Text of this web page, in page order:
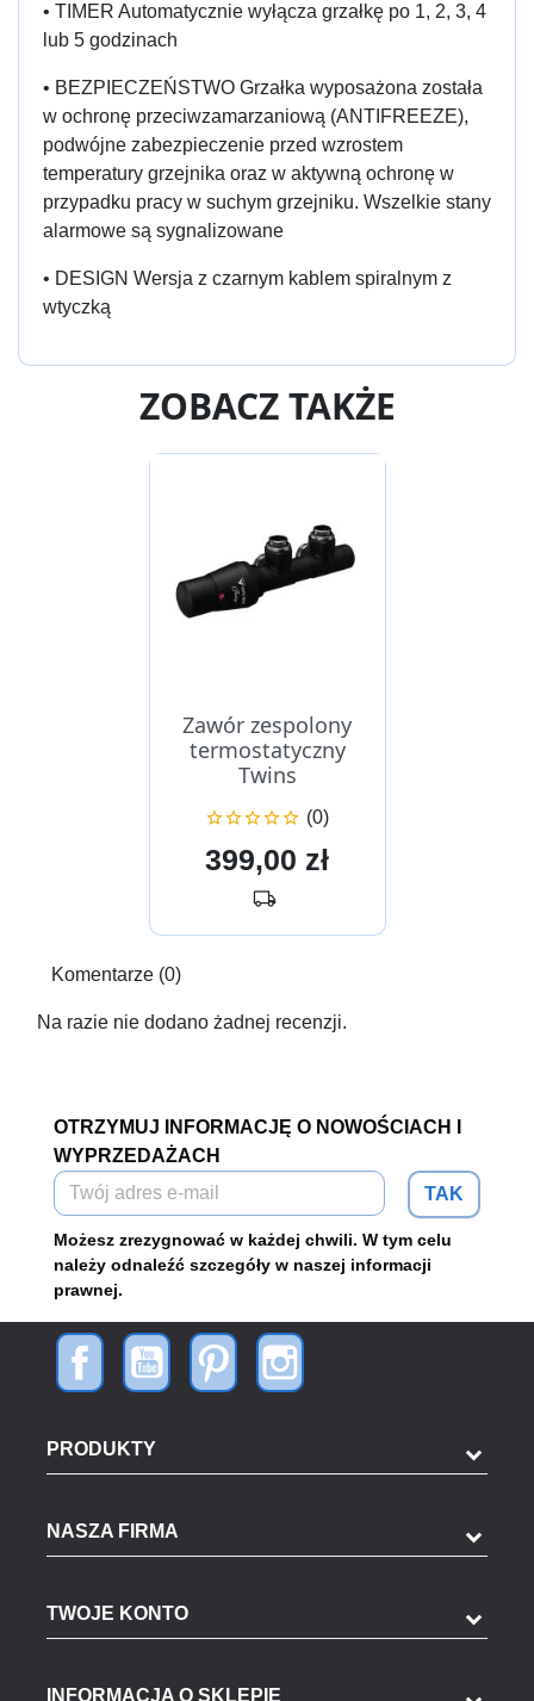
• TIMER Automatycznie wyłącza grzałkę po 1, 2, 3, 4
lub 5 godzinach
• BEZPIECZEŃSTWO Grzałka wyposażona została
w ochronę przeciwzamarzaniową (ANTIFREEZE),
podwójne zabezpieczenie przed wzrostem
temperatury grzejnika oraz w aktywną ochronę w
przypadku pracy w suchym grzejniku. Wszelkie stany
alarmowe są sygnalizowane
• DESIGN Wersja z czarnym kablem spiralnym z
wtyczką
ZOBACZ TAKŻE
Zawór zespolony
termostatyczny
Twins
 (0)
Cena
399,00 zł
local_shipping
Komentarze (0)
Na razie nie dodano żadnej recenzji.
OTRZYMUJ INFORMACJĘ O NOWOŚCIACH I
WYPRZEDAŻACH
TAK
Możesz zrezygnować w każdej chwili. W tym celu
należy odnaleźć szczegóły w naszej informacji
prawnej.
PRODUKTY
NASZA FIRMA
TWOJE KONTO
INFORMACJA O SKLEPIE